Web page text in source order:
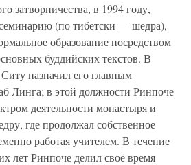
затворничества, в 1994 году,
(по тибетски — шедра),
образование посредством
буддийских текстов. В
назначил его главным
Линга; в этой должности Ринпоче
деятельности монастыря и
где продолжал собственное
работая учителем. В течение
лет Ринпоче делил своё время